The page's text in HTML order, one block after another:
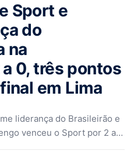
Sport e
do
na
0, três pontos
em Lima
liderança do Brasileirão e
venceu o Sport por 2 a